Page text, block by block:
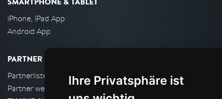
Ihre Privatsphäre ist
iPhone, iPad App
Android App
PARTNER
Partnerliste
Partner werden